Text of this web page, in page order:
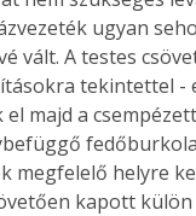
ugyan
vált. A testes
tekintettel -
el majd a
megfelelő helyre
kapott